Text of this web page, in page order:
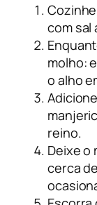
com sal
molho:
o alho
reino.
Deixe o
cerca